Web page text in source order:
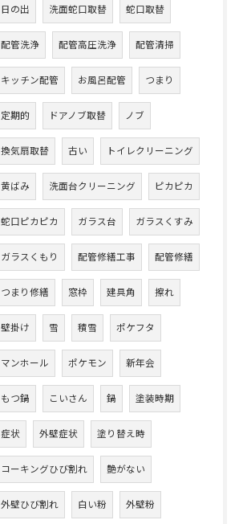
日の出 洗面蛇口取替 蛇口取替
配管洗浄 配管高圧洗浄 配管清掃
キッチン配管 お風呂配管 つまり
定期的 ドアノブ取替 ノブ
換気扇取替 古い トイレクリーニング
黄ばみ 洗面台クリーニング ピカピカ
蛇口ピカピカ ガラス台 ガラスくすみ
ガラスくもり 配管修繕工事 配管修繕
つまり修繕 窓枠 建具角 擦れ
壁掛け 雪 積雪 ポケフタ
マンホール ポケモン 新年会
もつ鍋 こいさん 鍋 塗装時期
症状 外壁症状 塗り替え時
コーキングひび割れ 艶がない
外壁ひび割れ 白い粉 外壁粉